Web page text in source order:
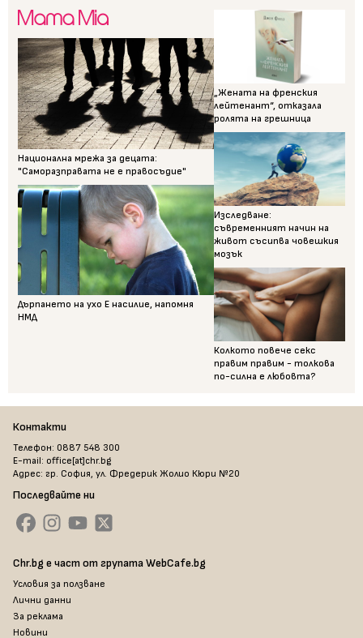
Национална мрежа за децата:
"Саморазправата не е правосъдие"
Дърпането на ухо Е насилие, напомня
НМД
„Жената на френския
лейтенант“, отказала
ролята на грешница
Изследване:
съвременният начин на
живот съсипва човешкия
мозък
Колкото повече секс
правим правим - толкова
по-силна е любовта?
Контакти
Телефон: 0887 548 300
E-mail: office[at]chr.bg
Адрес: гр. София, ул. Фредерик Жолио Кюри №20
Последвайте ни
Chr.bg е част от групата WebCafe.bg
Условия за ползване
Лични данни
За реклама
Новини